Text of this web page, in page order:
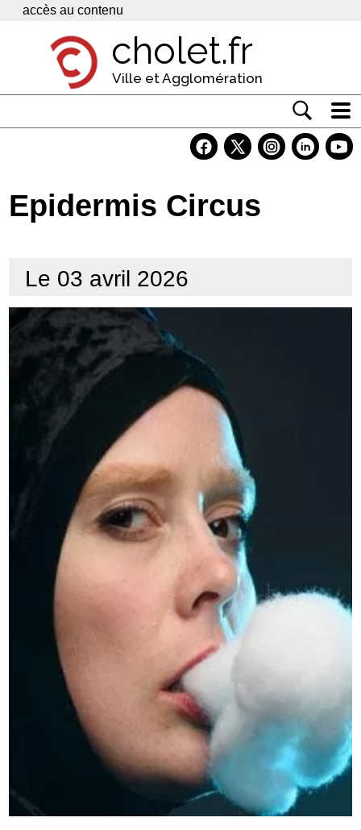
Panneau de gestion des cookies
accès au contenu
cholet.fr
Ville et Agglomération
Economie
Contacts
Epidermis Circus
Le 03 avril 2026